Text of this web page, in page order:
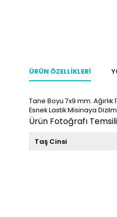
ÜRÜN ÖZELLIKLERI
Tane Boyu 7x9 mm. Ağırlık
Esnek Lastik Misinaya
Ürün Fotoğrafı
Taş Cinsi